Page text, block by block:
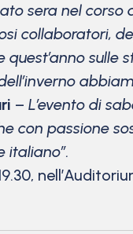
sera nel corso
collaboratori,
sulle
– L’evento di
con passione
italiano”.